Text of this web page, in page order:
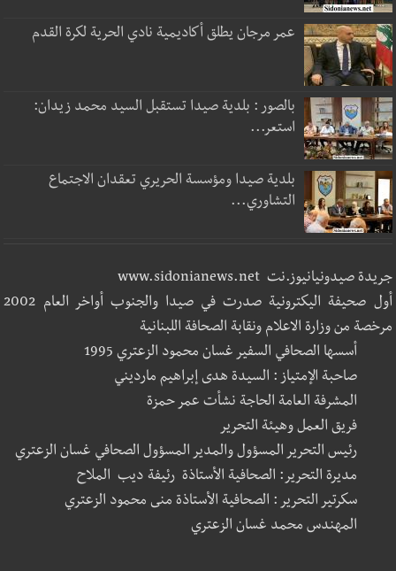
عمر مرجان يطلق أكاديمية نادي الحرية لكرة القدم
بالصور : بلدية صيدا تستقبل السيد محمد زيدان:
استعر...
بلدية صيدا ومؤسسة الحريري تعقدان الاجتماع
التشاوري...
جريدة صيدونيانيوز.نت www.sidonianews.net
أول صحيفة اليكترونية صدرت في صيدا والجنوب أواخر العام 2002
مرخصة من وزارة الاعلام ونقابة الصحافة اللبنانية
أسسها الصحافي السفير غسان محمود الزعتري 1995
صاحبة الإمتياز : السيدة هدى إبراهيم مارديني
المشرفة العامة الحاجة نشأت عمر حمزة
فريق العمل وهيئة التحرير
رئيس التحرير المسؤول والمدير المسؤول الصحافي غسان الزعتري
مديرة التحرير: الصحافية الأستاذة رئيفة ديب الملاح
سكرتير التحرير : الصحافية الأستاذة منى محمود الزعتري
المهندس محمد غسان الزعتري